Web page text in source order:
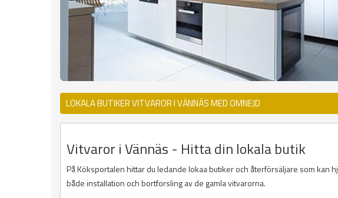
LOKALA BUTIKER VITVAROR I VÄNNÄS MED OMNEJD
Vitvaror i Vännäs - Hitta din lokala butik
På Köksportalen hittar du ledande lokaa butiker och återförsäljare som kan
både installation och bortforsling av de gamla vitvarorna.